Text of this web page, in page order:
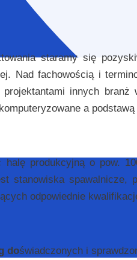
staramy się
Nad fachowością i
projektantami innych
a
halę produkcyjną o pow.
stanowiska
odpowiednie
doświadczonych i